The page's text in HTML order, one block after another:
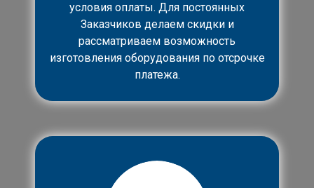
условия оплаты. Для постоянных
Заказчиков делаем скидки и
рассматриваем возможность
изготовления оборудования по отсрочке
платежа.